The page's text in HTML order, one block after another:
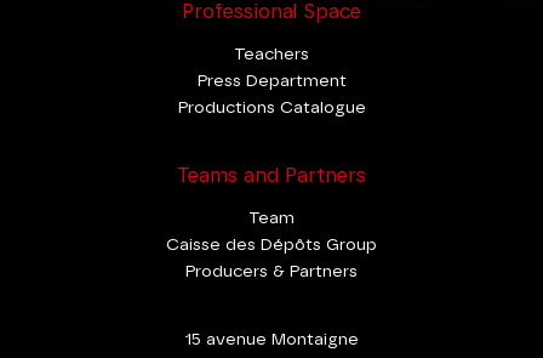
Professional Space
Teachers
Press Department
Productions Catalogue
Teams and Partners
Team
Caisse des Dépôts Group
Producers & Partners
15 avenue Montaigne